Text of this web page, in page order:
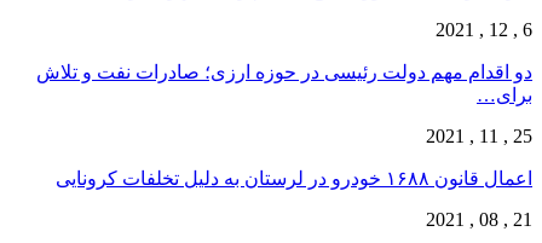
6 , 12 , 2021
دو اقدام مهم دولت رئیسی در حوزه ارزی؛ صادرات نفت و تلاش
برای…
25 , 11 , 2021
اعمال قانون ۱۶۸۸ خودرو در لرستان به دلیل تخلفات کرونایی
21 , 08 , 2021